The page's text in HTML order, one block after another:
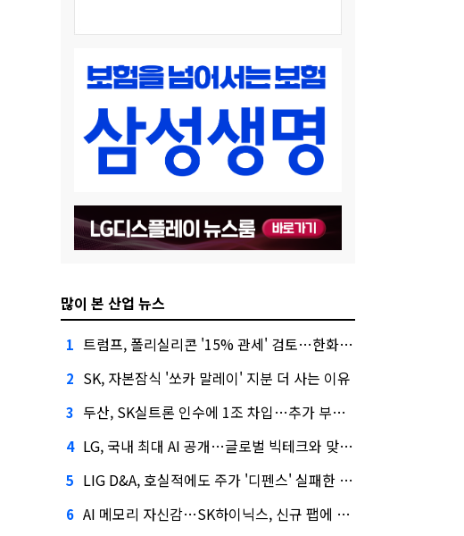
많이 본 산업 뉴스
1 트럼프, 폴리실리콘 '15% 관세' 검토…한화큐셀·OCI 영향은?
2 SK, 자본잠식 '쏘카 말레이' 지분 더 사는 이유
3 두산, SK실트론 인수에 1조 차입…추가 부담은?
4 LG, 국내 최대 AI 공개…글로벌 빅테크와 맞붙는다
5 LIG D&A, 호실적에도 주가 '디펜스' 실패한 이유
6 AI 메모리 자신감…SK하이닉스, 신규 팹에 54조 투자